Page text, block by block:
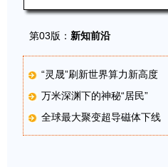
第03版： 新知前沿
“灵晟”刷新世界算力新高度
万米深渊下的神秘“居民”
全球最大聚变超导磁体下线